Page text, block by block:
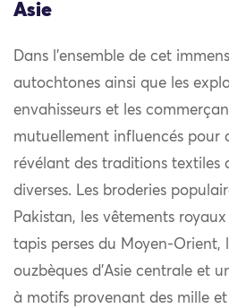
Asie
Dans l’ensemble de cet
autochtones ainsi que les
envahisseurs et les
mutuellement influencés pour
révélant des traditions textiles
diverses. Les broderies
Pakistan, les vêtements
tapis perses du Moyen-Orient,
ouzbèques d’Asie centrale et
à motifs provenant des mille